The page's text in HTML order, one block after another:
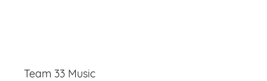
Team 33 Music